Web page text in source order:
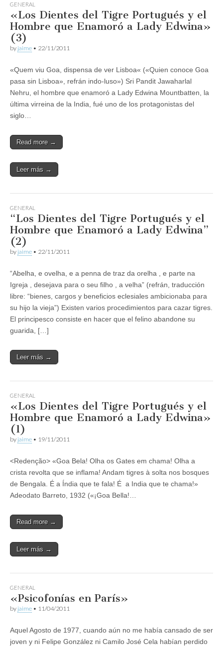
GENERAL
«Los Dientes del Tigre Portugués y el
Hombre que Enamoró a Lady Edwina»
(3)
by jaime • 22/11/2011
«Quem viu Goa, dispensa de ver Lisboa« («Quien conoce Goa
pasa sin Lisboa», refrán indo-luso») Sri Pandit Jawaharlal
Nehru, el hombre que enamoró a Lady Edwina Mountbatten, la
última virreina de la India, fué uno de los protagonistas del
siglo…
Read more →
Leer más →
GENERAL
“Los Dientes del Tigre Portugués y el
Hombre que Enamoró a Lady Edwina”
(2)
by jaime • 22/11/2011
“Abelha, e ovelha, e a penna de traz da orelha , e parte na
Igreja , desejava para o seu filho , a velha” (refrán, traducción
libre: “bienes, cargos y beneficios eclesiales ambicionaba para
su hijo la vieja”) Existen varios procedimientos para cazar tigres.
El principesco consiste en hacer que el felino abandone su
guarida, […]
Leer más →
GENERAL
«Los Dientes del Tigre Portugués y el
Hombre que Enamoró a Lady Edwina»
(1)
by jaime • 19/11/2011
<Redenção> «Goa Bela! Olha os Gates em chama! Olha a
crista revolta que se inflama! Andam tigres à solta nos bosques
de Bengala. É a Índia que te fala! É a India que te chama!»
Adeodato Barreto, 1932 («¡Goa Bella!…
Read more →
Leer más →
GENERAL
«Psicofonías en París»
by jaime • 11/04/2011
Aquel Agosto de 1977, cuando aún no me había cansado de ser
joven y ni Felipe González ni Camilo José Cela habían perdido